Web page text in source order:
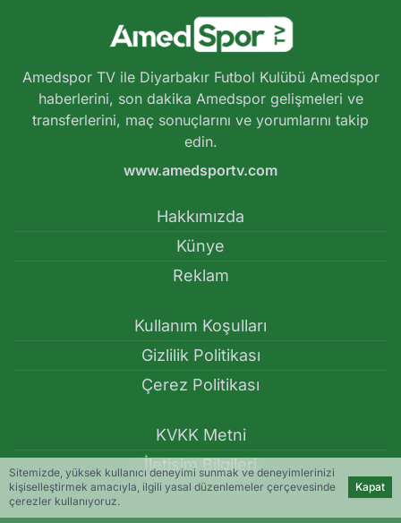
Amedspor TV ile Diyarbakır Futbol Kulübü Amedspor
haberlerini, son dakika Amedspor gelişmeleri ve
transferlerini, maç sonuçlarını ve yorumlarını takip
edin.
www.amedsportv.com
Hakkımızda
Künye
Reklam
Kullanım Koşulları
Gizlilik Politikası
Çerez Politikası
KVKK Metni
İletişim Bilgileri
Sitemizde, yüksek kullanıcı deneyimi sunmak ve deneyimlerinizi
kişiselleştirmek amacıyla, ilgili yasal düzenlemeler çerçevesinde
çerezler kullanıyoruz.
Kapat